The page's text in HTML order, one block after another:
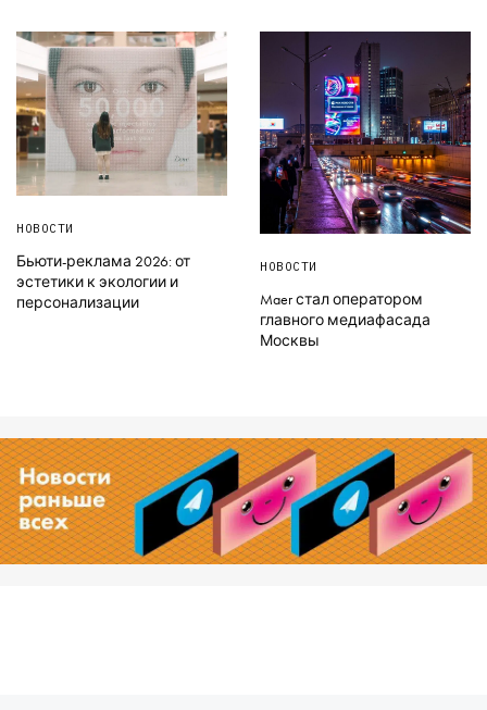
НОВОСТИ
Бьюти-реклама 2026: от
эстетики к экологии и
персонализации
НОВОСТИ
Maer стал оператором
главного медиафасада
Москвы